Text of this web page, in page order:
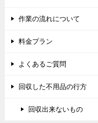
作業の流れについて
料金プラン
よくあるご質問
回収した不用品の行方
回収出来ないもの